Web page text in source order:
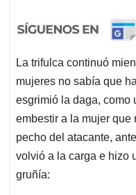
La trifulca continuó
mujeres no sabía que
esgrimió la daga, como
embestir a la mujer que
pecho del atacante,
volvió a la carga e hizo
gruñía: